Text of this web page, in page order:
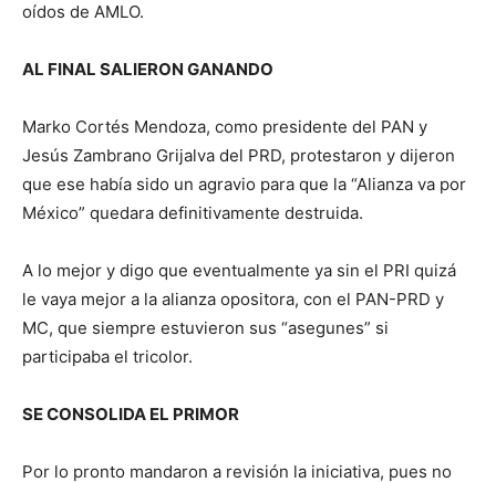
oídos de AMLO.
AL FINAL SALIERON GANANDO
Marko Cortés Mendoza, como presidente del PAN y
Jesús Zambrano Grijalva del PRD, protestaron y dijeron
que ese había sido un agravio para que la “Alianza va por
México” quedara definitivamente destruida.
A lo mejor y digo que eventualmente ya sin el PRI quizá
le vaya mejor a la alianza opositora, con el PAN-PRD y
MC, que siempre estuvieron sus “asegunes” si
participaba el tricolor.
SE CONSOLIDA EL PRIMOR
Por lo pronto mandaron a revisión la iniciativa, pues no